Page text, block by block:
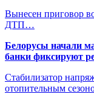
Вынесен приговор
ДТП…
Белорусы начали
банки фиксируют
Стабилизатор
отопительным